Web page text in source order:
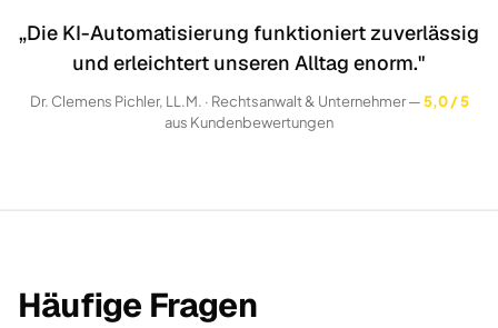
„Die KI-Automatisierung funktioniert zuverlässig
und erleichtert unseren Alltag enorm."
Dr. Clemens Pichler, LL.M. · Rechtsanwalt & Unternehmer —5,0 / 5
aus Kundenbewertungen
Häufige Fragen